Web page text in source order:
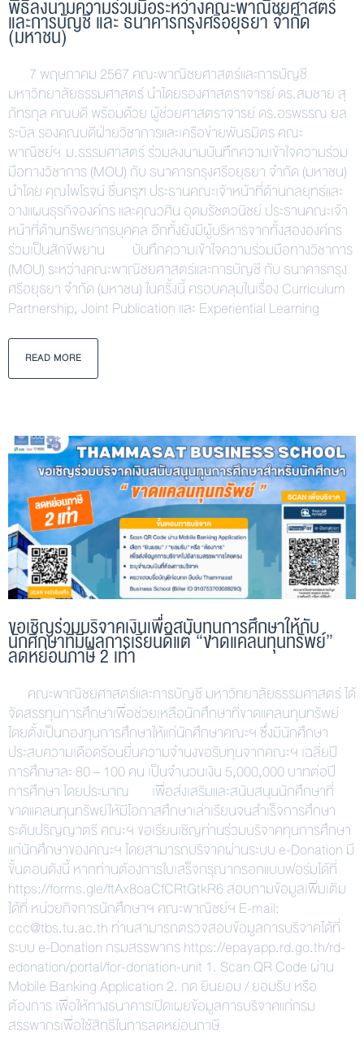
พิธีลงนามความร่วมมือระหว่างคณะพาณิชยศาสตร์
และการบัญชี และ ธนาคารกรุงศรีอยุธยา จำกัด
(มหาชน)
7 พฤษภาคม 2567 คณะพาณิชยศาสตร์และการบัญชี
มหาวิทยาลัยธรรมศาสตร์ นำโดยรองศาสตราจารย์ ดร.สมชาย สุ
ภัทรกุล คณบดี พร้อมด้วย ผู้ช่วยศาสตราจารย์ ดร.อรพรรณ ยล
ระบิล รองคณบดีฝ่ายวิชาการและเครือข่ายพันธมิตร คณะ
พาณิชย์ฯ ม.ธรรมศาสตร์ ร่วมลงนามบันทึกความเข้าใจความร่วม
มือทางวิชาการ (MOU) กับ ธนาคารกรุงศรีอยุธยา จำกัด (มหาชน)
นำโดย คุณไพโรจน์ ชื่นครุฑ ประธานคณะเจ้าหน้าที่ด้านกลยุทธ์และ
วางแผนธุรกิจองค์กร และคุณวศิน อุดมรัชตวนิชย์ ประธานคณะเจ้า
หน้าที่ด้านทรัพยากรบุคคล อีกทั้งยังมีผู้บริหารจากทั้งสององค์กร
ร่วมเป็นสักขีพยาน บันทึกความเข้าใจความร่วมมือทางวิชาการ
(MOU) ระหว่างคณะพาณิชยศาสตร์และการบัญชี กับ ธนาคารกรุง
ศรีอยุธยา จำกัด (มหาชน) ในครั้งนี้ ครอบคลุมในเรื่อง Curriculum
Partnership, Joint Publication และ Experiential Learning
READ MORE
ขอเชิญร่วมบริจาคเงินเพื่อสนับทุนการศึกษาให้กับ
นักศึกษาที่มีผลการเรียนดีแต่ “ขาดแคลนทุนทรัพย์”
ลดหย่อนภาษี 2 เท่า
คณะพาณิชยศาสตร์และการบัญชี มหาวิทยาลัยธรรมศาสตร์ ได้
จัดสรรทุนการศึกษาเพื่อช่วยเหลือนักศึกษาที่ขาดแคลนทุนทรัพย์
โดยตั้งเป็นกองทุนการศึกษาให้แก่นักศึกษาคณะฯ ซึ่งมีนักศึกษา
ประสบความเดือดร้อนยื่นความจำนงขอรับทุนจากคณะฯ เฉลี่ยปี
การศึกษาละ 80 – 100 คน เป็นจำนวนเงิน 5,000,000 บาทต่อปี
การศึกษา โดยประมาณ เพื่อส่งเสริมและสนับสนุนนักศึกษาที่
ขาดแคลนทุนทรัพย์ให้มีโอกาสศึกษาเล่าเรียนจนสำเร็จการศึกษา
ระดับปริญญาตรี คณะฯ ขอเรียนเชิญท่านร่วมบริจาคทุนการศึกษา
แก่นักศึกษาของคณะฯ โดยสามารถบริจาคผ่านระบบ e-Donation มี
ขั้นตอนดังนี้ หากท่านต้องการใบเสร็จกรุณากรอกแบบฟอร์มได้ที่
https://forms.gle/ftAx8oaCfCRtGtkR6 สอบถามข้อมูลเพิ่มเติม
ได้ที่ หน่วยกิจการนักศึกษาฯ คณะพาณิชย์ฯ E-mail:
ccc@tbs.tu.ac.th ท่านสามารถตรวจสอบข้อมูลการบริจาคได้ที่
ระบบ e-Donation กรมสรรพากร https://epayapp.rd.go.th/rd-
edonation/portal/for-donation-unit 1. Scan QR Code ผ่าน
Mobile Banking Application 2. กด ยินยอม / ยอมรับ หรือ
ต้องการ เพื่อให้ทางธนาคารเปิดเผยข้อมูลการบริจาคแก่กรม
สรรพากรเพื่อใช้สิทธิในการลดหย่อนภาษี